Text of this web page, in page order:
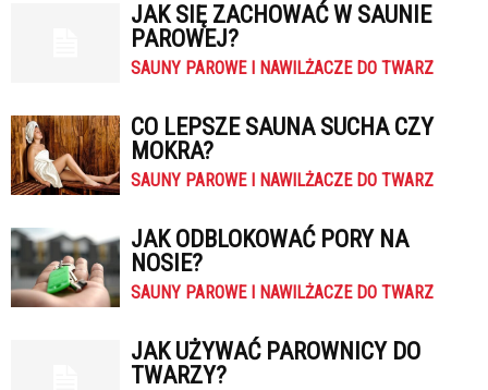
JAK SIĘ ZACHOWAĆ W SAUNIE
PAROWEJ?
SAUNY PAROWE I NAWILŻACZE DO TWARZ
CO LEPSZE SAUNA SUCHA CZY
MOKRA?
SAUNY PAROWE I NAWILŻACZE DO TWARZ
JAK ODBLOKOWAĆ PORY NA
NOSIE?
SAUNY PAROWE I NAWILŻACZE DO TWARZ
JAK UŻYWAĆ PAROWNICY DO
TWARZY?